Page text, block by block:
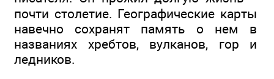
почти столетие. Географические карты
навечно сохранят память о нем в
названиях хребтов, вулканов, гор и
ледников.